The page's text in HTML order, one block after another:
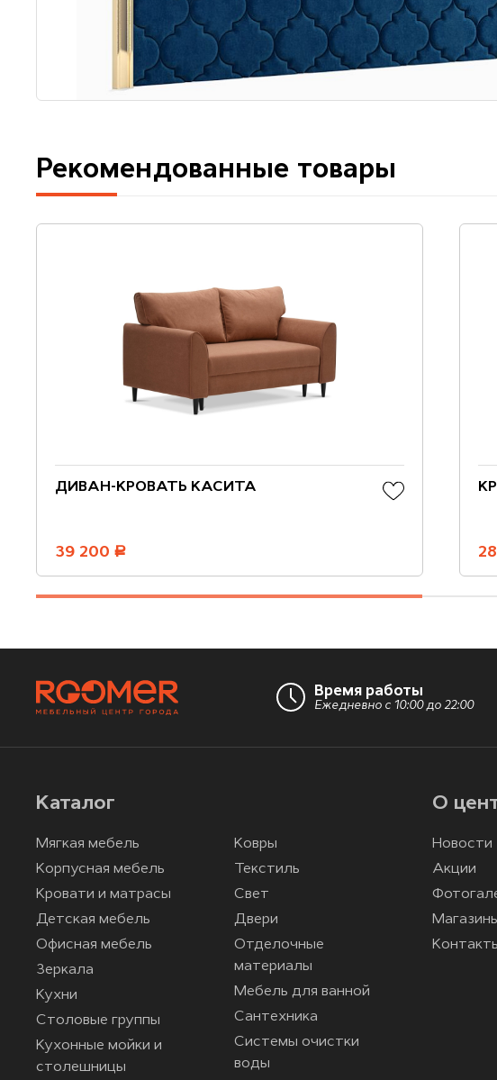
Рекомендованные товары
ДИВАН-КРОВАТЬ КАСИТА
39 200 руб.
Время работы
Ежедневно с 10:00 до 22:00
Каталог
Мягкая мебель
Корпусная мебель
Кровати и матрасы
Детская мебель
Офисная мебель
Зеркала
Кухни
Столовые группы
Кухонные мойки и
столешницы
Ковры
Текстиль
Свет
Двери
Отделочные
материалы
Мебель для ванной
Сантехника
Системы очистки
воды
О
Новости
Акции